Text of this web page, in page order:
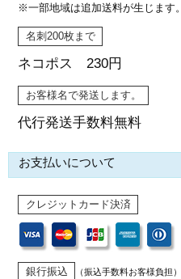
※一部地域は追加送料が生じます。
名刺200枚まで
ネコポス 230円
お客様名で発送します。
代行発送手数料無料
お支払いについて
クレジットカード決済
銀行振込 （振込手数料お客様負担）